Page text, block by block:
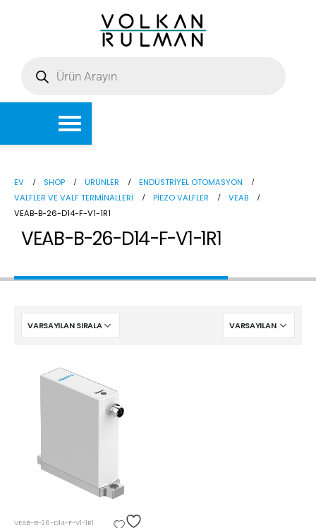
EV SHOP ÜRÜNLER
ENDÜSTRIYEL OTOMASYON
VALFLER VE VALF TERMINALLERI
PIEZO VALFLER
VEAB
VEAB-B-26-D14-F-V1-1R1
VEAB-B-26-D14-F-V1-1R1
VEAB-B-26-D14-F-V1-1R1